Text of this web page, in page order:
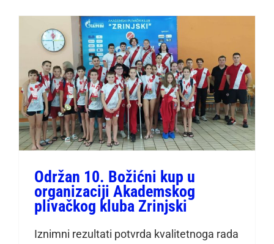
Održan 10. Božićni kup u
organizaciji Akademskog
plivačkog kluba Zrinjski
Održan 10. Božićni kup u
organizaciji Akademskog
plivačkog kluba Zrinjski
Iznimni rezultati potvrda kvalitetnoga rada